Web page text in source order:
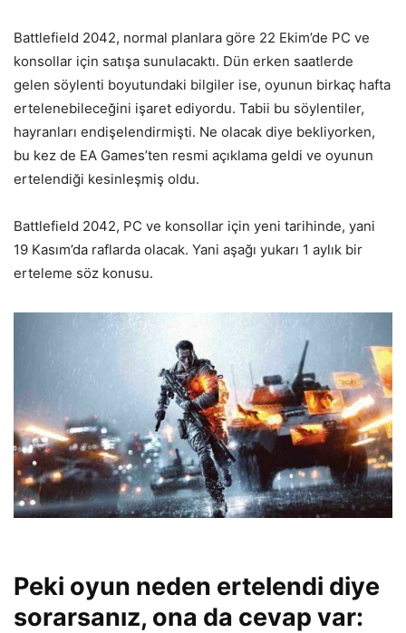
Battlefield 2042, normal planlara göre 22 Ekim’de PC ve
konsollar için satışa sunulacaktı. Dün erken saatlerde
gelen söylenti boyutundaki bilgiler ise, oyunun birkaç hafta
ertelenebileceğini işaret ediyordu. Tabii bu söylentiler,
hayranları endişelendirmişti. Ne olacak diye bekliyorken,
bu kez de EA Games’ten resmi açıklama geldi ve oyunun
ertelendiği kesinleşmiş oldu.
Battlefield 2042, PC ve konsollar için yeni tarihinde, yani
19 Kasım’da raflarda olacak. Yani aşağı yukarı 1 aylık bir
erteleme söz konusu.
Peki oyun neden ertelendi diye
sorarsanız, ona da cevap var: